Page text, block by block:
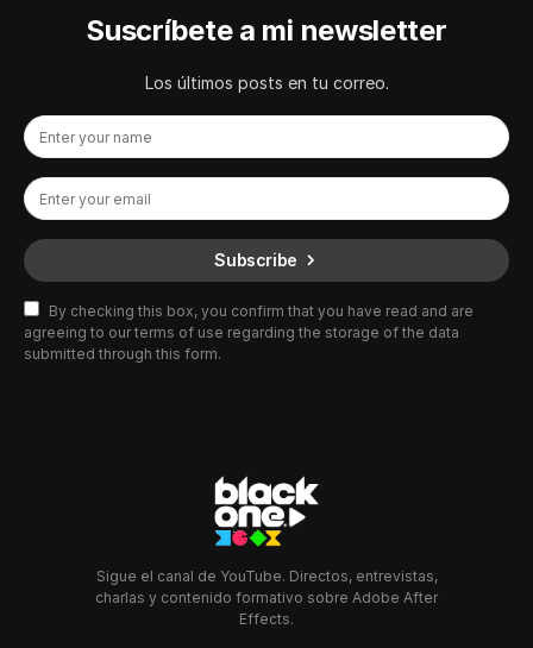
Suscríbete a mi newsletter
Los últimos posts en tu correo.
Subscribe
By checking this box, you confirm that you have read and are
agreeing to our terms of use regarding the storage of the data
submitted through this form.
Sigue el canal de YouTube. Directos, entrevistas,
charlas y contenido formativo sobre Adobe After
Effects.